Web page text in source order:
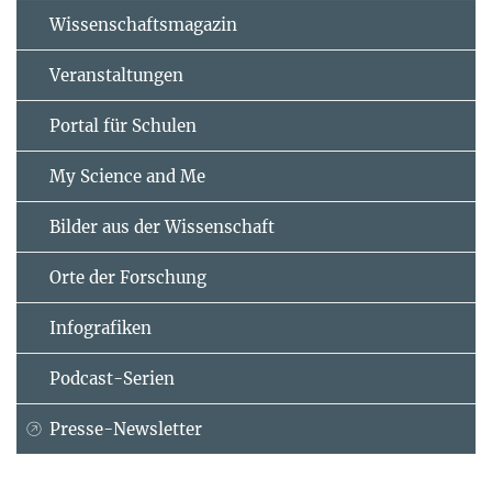
Wissenschaftsmagazin
Veranstaltungen
Portal für Schulen
My Science and Me
Bilder aus der Wissenschaft
Orte der Forschung
Infografiken
Podcast-Serien
Presse-Newsletter